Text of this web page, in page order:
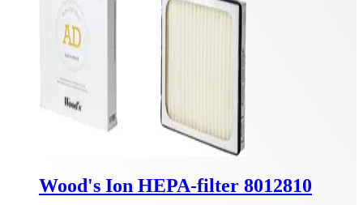
Wood's Ion HEPA-filter 8012810